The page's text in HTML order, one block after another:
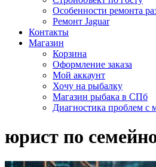
Особенности ремонта
Ремонт Jaguar
Контакты
Магазин
Корзина
Оформление заказа
Мой аккаунт
Хочу на рыбалку
Магазин рыбака в СПб
Диагностика проблем с
юрист по